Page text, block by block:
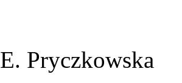
E. Pryczkowska